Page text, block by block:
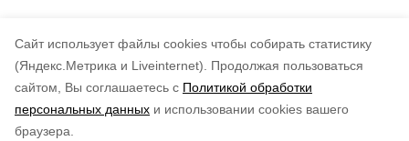
Cайт использует файлы cookies чтобы собирать статистику
(Яндекс.Метрика и Liveinternet).
Продолжая пользоваться
сайтом, Вы соглашаетесь с Политикой обработки
персональных данных и использовании cookies вашего
браузера.
по оценке